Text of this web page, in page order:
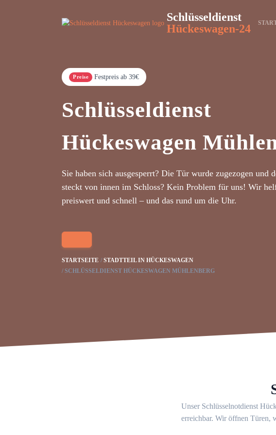
Schlüsseldienst
Hückeswagen-24
Preise Festpreis ab 39€
Schlüsseldienst
Hückeswagen
Sie haben sich ausgesperrt? Die Tür wurde zugezogen und
steckt von innen im Schloss? Kein Problem für uns! Wir
preiswert und schnell – und das rund um die Uhr.
STARTSEITE
STADTTEIL IN HÜCKESWAGEN
SCHLÜSSELDIENST HÜCKESWAGEN MÜHLENBERG
Unser Schlüsselnotdienst
erreichbar. Wir öffnen Türen,